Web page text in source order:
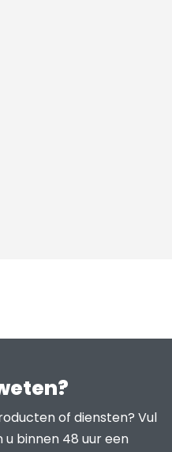
of diensten? Vul
binnen 48 uur een